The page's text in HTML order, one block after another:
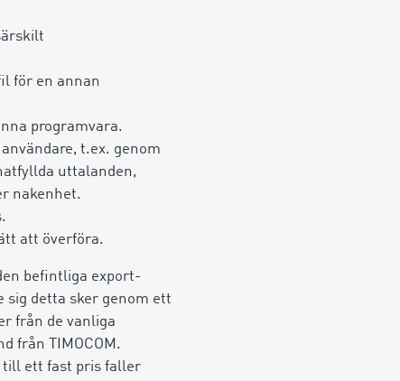
för en annan
programvara.
t.ex. genom
uttalanden,
nakenhet.
att överföra.
befintliga export-
detta sker genom ett
från de vanliga
från TIMOCOM.
till ett fast pris faller